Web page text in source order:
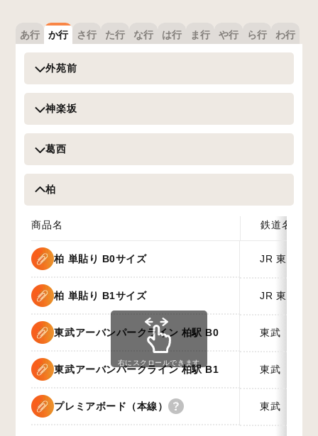
あ行 か行 さ行 た行 な行 は行 ま行 や行 ら行 わ行
外苑前
神楽坂
葛西
柏
商品名 鉄道名称
柏 単貼り B0サイズ JR 東日本
柏 単貼り B1サイズ JR 東日本
東武アーバンパークライン 柏駅 B0 東武
東武アーバンパークライン 柏駅 B1 東武
プレミアボード（本線） 東武
右にスクロールできます